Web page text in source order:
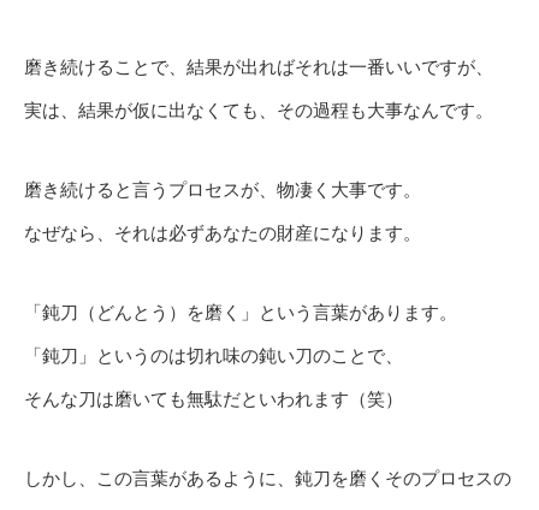
磨き続けることで、結果が出ればそれは一番いいですが、
実は、結果が仮に出なくても、その過程も大事なんです。
磨き続けると言うプロセスが、物凄く大事です。
なぜなら、それは必ずあなたの財産になります。
「鈍刀（どんとう）を磨く」という言葉があります。
「鈍刀」というのは切れ味の鈍い刀のことで、
そんな刀は磨いても無駄だといわれます（笑）
しかし、この言葉があるように、鈍刀を磨くそのプロセスの